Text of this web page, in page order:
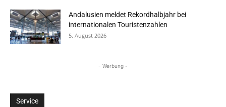
Andalusien meldet Rekordhalbjahr bei
internationalen Touristenzahlen
5. August 2026
- Werbung -
Service